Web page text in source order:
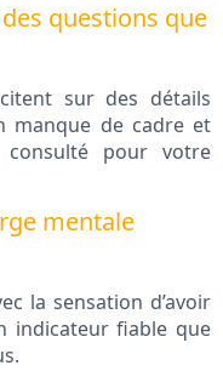
questions que
sur des détails
manque de cadre et
consulté pour votre
mentale
la sensation d’avoir
indicateur fiable que